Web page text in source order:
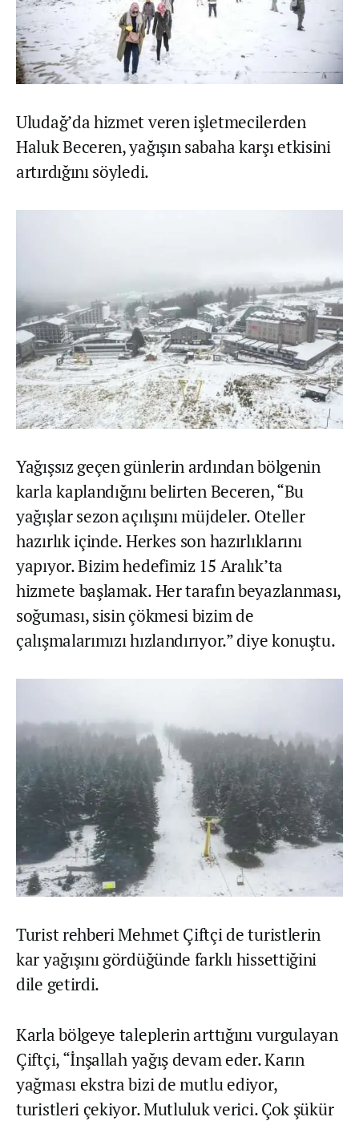
Uludağ’da hizmet veren işletmecilerden
Haluk Beceren, yağışın sabaha karşı etkisini
artırdığını söyledi.
Yağışsız geçen günlerin ardından bölgenin
karla kaplandığını belirten Beceren, “Bu
yağışlar sezon açılışını müjdeler. Oteller
hazırlık içinde. Herkes son hazırlıklarını
yapıyor. Bizim hedefimiz 15 Aralık’ta
hizmete başlamak. Her tarafın beyazlanması,
soğuması, sisin çökmesi bizim de
çalışmalarımızı hızlandırıyor.” diye konuştu.
Turist rehberi Mehmet Çiftçi de turistlerin
kar yağışını gördüğünde farklı hissettiğini
dile getirdi.
Karla bölgeye taleplerin arttığını vurgulayan
Çiftçi, “İnşallah yağış devam eder. Karın
yağması ekstra bizi de mutlu ediyor,
turistleri çekiyor. Mutluluk verici. Çok şükür